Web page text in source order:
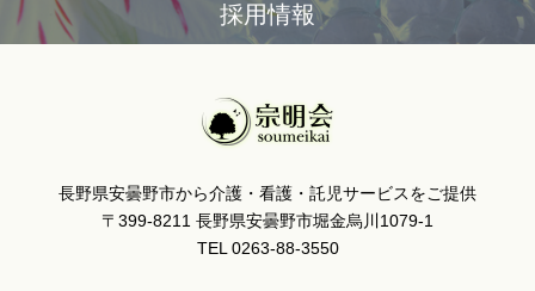
採用情報
長野県安曇野市から介護・看護・託児サービスをご提供
〒399-8211 長野県安曇野市堀金烏川1079-1
TEL 0263-88-3550